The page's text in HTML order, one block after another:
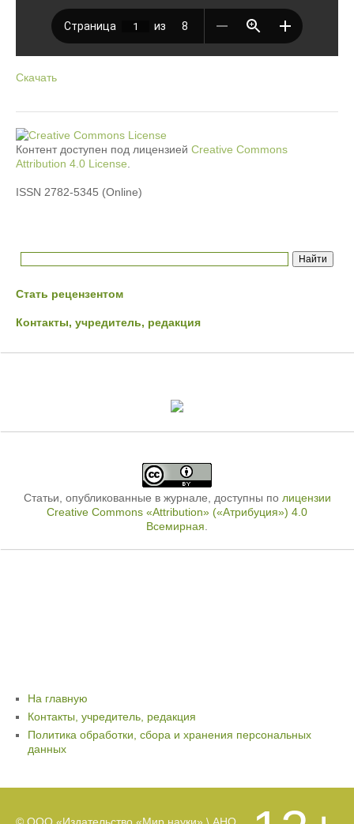
Скачать
Контент доступен под лицензией Creative Commons
Attribution 4.0 License
ISSN 2782-5345 (Online)
Стать рецензентом
Контакты, учредитель, редакция
Статьи, опубликованные в журнале, доступны по лицензии
Creative Commons «Attribution» («Атрибуция») 4.0
Всемирная
На главную
Контакты, учредитель, редакция
Политика обработки, сбора и хранения персональных
данных